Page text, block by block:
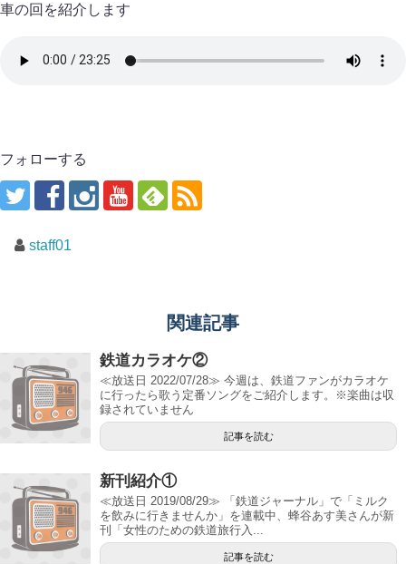
車の回を紹介します
フォローする
staff01
関連記事
鉄道カラオケ②
≪放送日 2022/07/28≫ 今週は、鉄道ファンがカラオケ
に行ったら歌う定番ソングをご紹介します。※楽曲は収
録されていません
記事を読む
新刊紹介①
≪放送日 2019/08/29≫ 「鉄道ジャーナル」で「ミルク
を飲みに行きませんか」を連載中、蜂谷あす美さんが新
刊「女性のための鉄道旅行入...
記事を読む